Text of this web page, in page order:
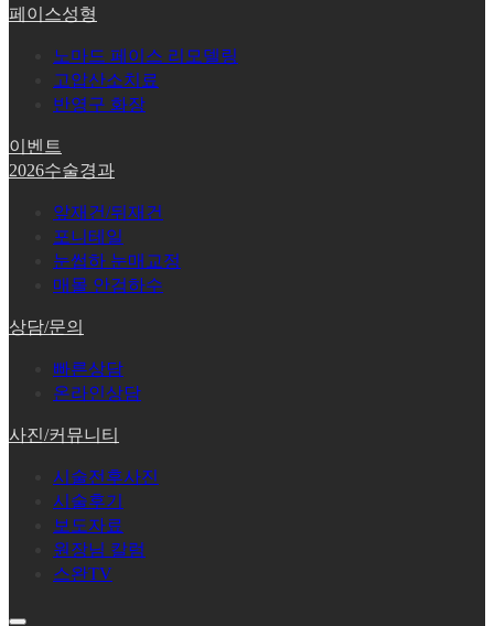
페이스성형
노마드 페이스 리모델링
고압산소치료
반영구 화장
이벤트
2026수술경과
앞재건/뒤재건
포니테일
눈썹하 눈매교정
매몰 안검하수
상담/문의
빠른상담
온라인상담
사진/커뮤니티
시술전후사진
시술후기
보도자료
원장님 칼럼
스완TV